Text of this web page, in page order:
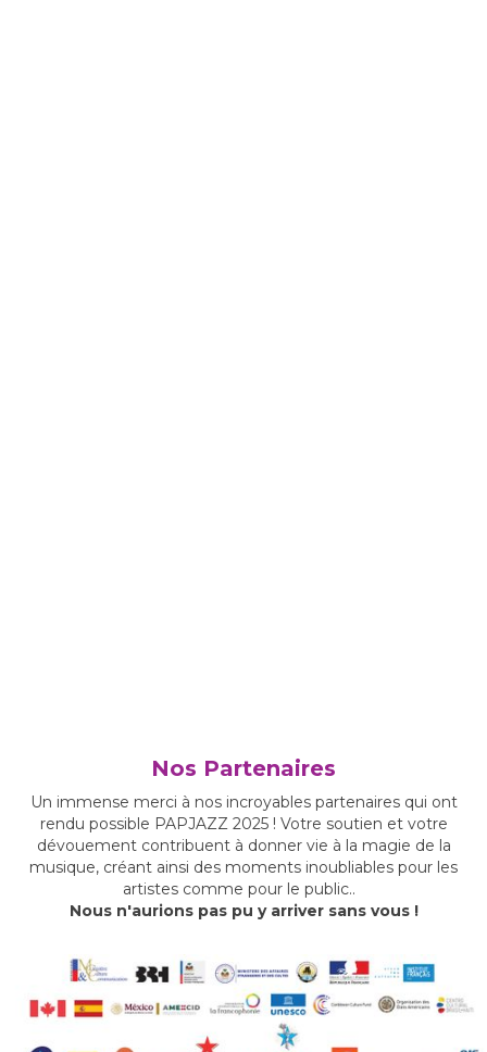
Nos Partenaires
Un immense merci à nos incroyables partenaires qui ont
rendu possible PAPJAZZ 2025 ! Votre soutien et votre
dévouement contribuent à donner vie à la magie de la
musique, créant ainsi des moments inoubliables pour les
artistes comme pour le public..
Nous n'aurions pas pu y arriver sans vous !